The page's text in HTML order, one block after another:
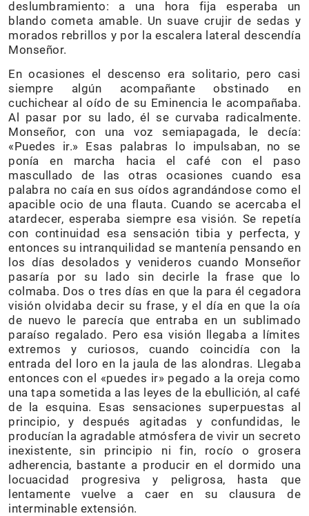
deslumbramiento: a una hora fija esperaba un
blando cometa amable. Un suave crujir de sedas y
morados rebrillos y por la escalera lateral descendía
Monseñor.
En ocasiones el descenso era solitario, pero casi
siempre algún acompañante obstinado en
cuchichear al oído de su Eminencia le acompañaba.
Al pasar por su lado, él se curvaba radicalmente.
Monseñor, con una voz semiapagada, le decía:
«Puedes ir.» Esas palabras lo impulsaban, no se
ponía en marcha hacia el café con el paso
mascullado de las otras ocasiones cuando esa
palabra no caía en sus oídos agrandándose como el
apacible ocio de una flauta. Cuando se acercaba el
atardecer, esperaba siempre esa visión. Se repetía
con continuidad esa sensación tibia y perfecta, y
entonces su intranquilidad se mantenía pensando en
los días desolados y venideros cuando Monseñor
pasaría por su lado sin decirle la frase que lo
colmaba. Dos o tres días en que la para él cegadora
visión olvidaba decir su frase, y el día en que la oía
de nuevo le parecía que entraba en un sublimado
paraíso regalado. Pero esa visión llegaba a límites
extremos y curiosos, cuando coincidía con la
entrada del loro en la jaula de las alondras. Llegaba
entonces con el «puedes ir» pegado a la oreja como
una tapa sometida a las leyes de la ebullición, al café
de la esquina. Esas sensaciones superpuestas al
principio, y después agitadas y confundidas, le
producían la agradable atmósfera de vivir un secreto
inexistente, sin principio ni fin, rocío o grosera
adherencia, bastante a producir en el dormido una
locuacidad progresiva y peligrosa, hasta que
lentamente vuelve a caer en su clausura de
interminable extensión.